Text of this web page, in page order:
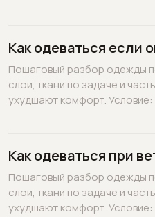
Как одеваться если
Пошаговый разбор одежды
слои, ткани по задаче и
ухудшают комфорт. Условие:
Как одеваться при
Пошаговый разбор одежды
слои, ткани по задаче и
ухудшают комфорт. Условие: